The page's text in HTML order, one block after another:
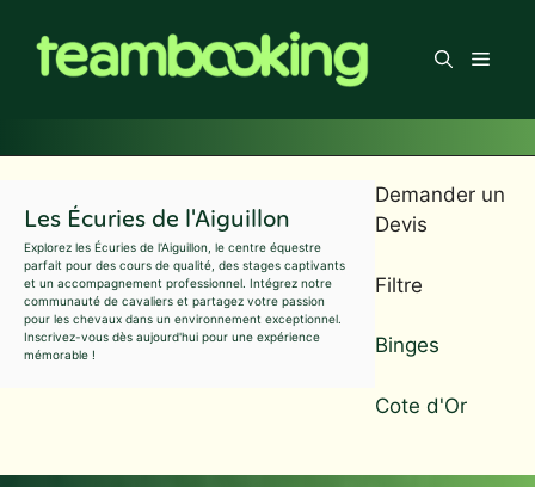
contenu
Menu
Les Écuries de l'Aiguillon
Explorez les Écuries de l'Aiguillon, le centre équestre
parfait pour des cours de qualité, des stages captivants
et un accompagnement professionnel. Intégrez notre
communauté de cavaliers et partagez votre passion
pour les chevaux dans un environnement exceptionnel.
Inscrivez-vous dès aujourd'hui pour une expérience
mémorable !
Demander un
Devis
Filtre
Binges
Cote d'Or